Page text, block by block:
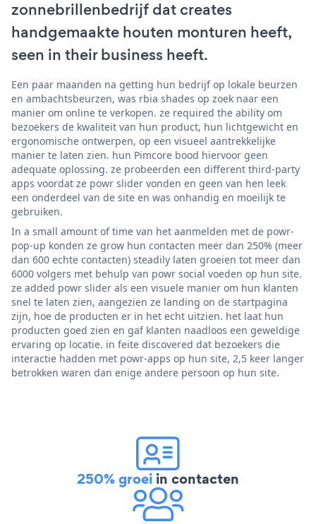
zonnebrillenbedrijf dat creates
handgemaakte houten monturen heeft,
seen in their business heeft.
Een paar maanden na getting hun bedrijf op lokale beurzen
en ambachtsbeurzen, was rbia shades op zoek naar een
manier om online te verkopen. ze required the ability om
bezoekers de kwaliteit van hun product, hun lichtgewicht en
ergonomische ontwerpen, op een visueel aantrekkelijke
manier te laten zien. hun Pimcore bood hiervoor geen
adequate oplossing. ze probeerden een different third-party
apps voordat ze powr slider vonden en geen van hen leek
een onderdeel van de site en was onhandig en moeilijk te
gebruiken.
In a small amount of time van het aanmelden met de powr-
pop-up konden ze grow hun contacten meer dan 250% (meer
dan 600 echte contacten) steadily laten groeien tot meer dan
6000 volgers met behulp van powr social voeden op hun site.
ze added powr slider als een visuele manier om hun klanten
snel te laten zien, aangezien ze landing on de startpagina
zijn, hoe de producten er in het echt uitzien. het laat hun
producten goed zien en gaf klanten naadloos een geweldige
ervaring op locatie. in feite discovered dat bezoekers die
interactie hadden met powr-apps op hun site, 2,5 keer langer
betrokken waren dan enige andere persoon op hun site.
250% groei in contacten